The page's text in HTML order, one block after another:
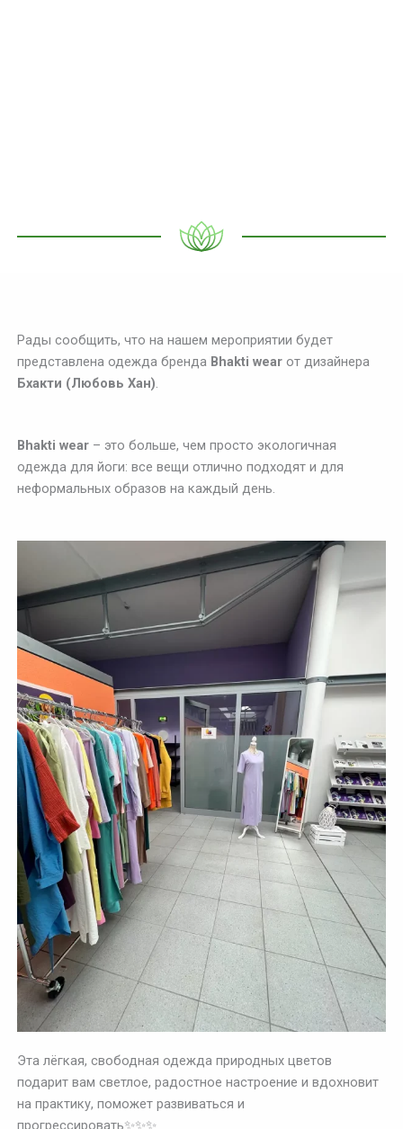
Рады сообщить, что на нашем мероприятии будет
представлена одежда бренда Bhakti wearот дизайнера
Бхакти (Любовь Хан)
Bhakti wear– это больше, чем просто экологичная
одежда для йоги: все вещи отлично подходят и для
неформальных образов на каждый день.
Эта лёгкая, свободная одежда природных цветов
подарит вам светлое, радостное настроение и вдохновит
на практику, поможет развиваться и
прогрессировать✨✨✨